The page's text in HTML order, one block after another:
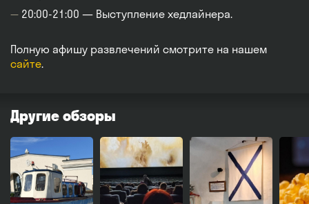
20:00-21:00 — Выступление хедлайнера.
Полную афишу развлечений смотрите на нашем
сайте.
Другие обзоры